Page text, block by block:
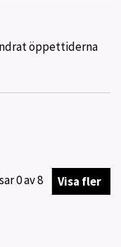
öppettiderna
0av8 Visa fler